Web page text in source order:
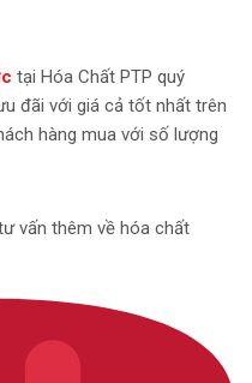
tại Hóa Chất PTP quý
đãi với giá cả tốt nhất trên
hàng mua với số lượng
vấn thêm về hóa chất